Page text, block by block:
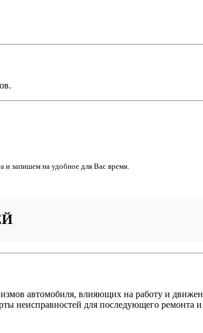
и запишем на удобное для Вас время.
автомобиля, влияющих на работу и
неисправностей для последующего